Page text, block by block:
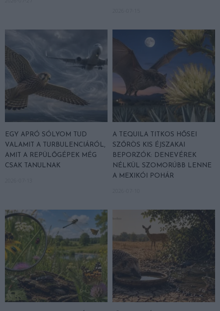
EGY APRÓ SÓLYOM TUD
VALAMIT A TURBULENCIÁRÓL,
AMIT A REPÜLŐGÉPEK MÉG
CSAK TANULNAK
A TEQUILA TITKOS HŐSEI
SZŐRÖS KIS ÉJSZAKAI
BEPORZÓK: DENEVÉREK
NÉLKÜL SZOMORÚBB LENNE
A MEXIKÓI POHÁR